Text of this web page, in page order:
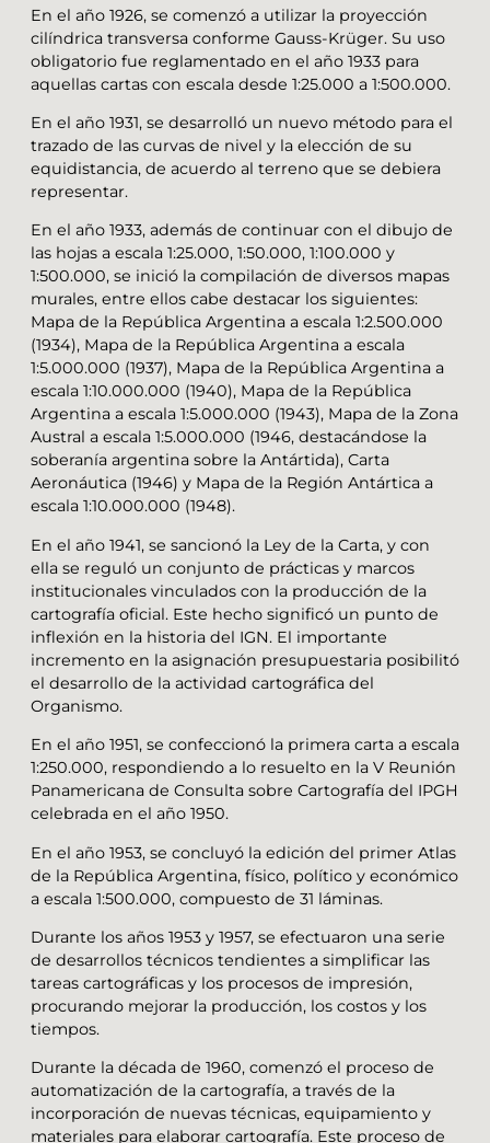
En el año 1926, se comenzó a utilizar la proyección
cilíndrica transversa conforme Gauss-Krüger. Su uso
obligatorio fue reglamentado en el año 1933 para
aquellas cartas con escala desde 1:25.000 a 1:500.000.
En el año 1931, se desarrolló un nuevo método para el
trazado de las curvas de nivel y la elección de su
equidistancia, de acuerdo al terreno que se debiera
representar.
En el año 1933, además de continuar con el dibujo de
las hojas a escala 1:25.000, 1:50.000, 1:100.000 y
1:500.000, se inició la compilación de diversos mapas
murales, entre ellos cabe destacar los siguientes:
Mapa de la República Argentina a escala 1:2.500.000
(1934), Mapa de la República Argentina a escala
1:5.000.000 (1937), Mapa de la República Argentina a
escala 1:10.000.000 (1940), Mapa de la República
Argentina a escala 1:5.000.000 (1943), Mapa de la Zona
Austral a escala 1:5.000.000 (1946, destacándose la
soberanía argentina sobre la Antártida), Carta
Aeronáutica (1946) y Mapa de la Región Antártica a
escala 1:10.000.000 (1948).
En el año 1941, se sancionó la Ley de la Carta, y con
ella se reguló un conjunto de prácticas y marcos
institucionales vinculados con la producción de la
cartografía oficial. Este hecho significó un punto de
inflexión en la historia del IGN. El importante
incremento en la asignación presupuestaria posibilitó
el desarrollo de la actividad cartográfica del
Organismo.
En el año 1951, se confeccionó la primera carta a escala
1:250.000, respondiendo a lo resuelto en la V Reunión
Panamericana de Consulta sobre Cartografía del IPGH
celebrada en el año 1950.
En el año 1953, se concluyó la edición del primer Atlas
de la República Argentina, físico, político y económico
a escala 1:500.000, compuesto de 31 láminas.
Durante los años 1953 y 1957, se efectuaron una serie
de desarrollos técnicos tendientes a simplificar las
tareas cartográficas y los procesos de impresión,
procurando mejorar la producción, los costos y los
tiempos.
Durante la década de 1960, comenzó el proceso de
automatización de la cartografía, a través de la
incorporación de nuevas técnicas, equipamiento y
materiales para elaborar cartografía. Este proceso de